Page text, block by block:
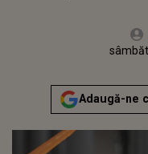
Adaugă-ne